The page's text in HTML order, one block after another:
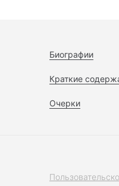
Биографии
Краткие
Очерки